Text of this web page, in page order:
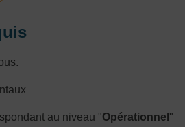
au niveau "Opérationnel "